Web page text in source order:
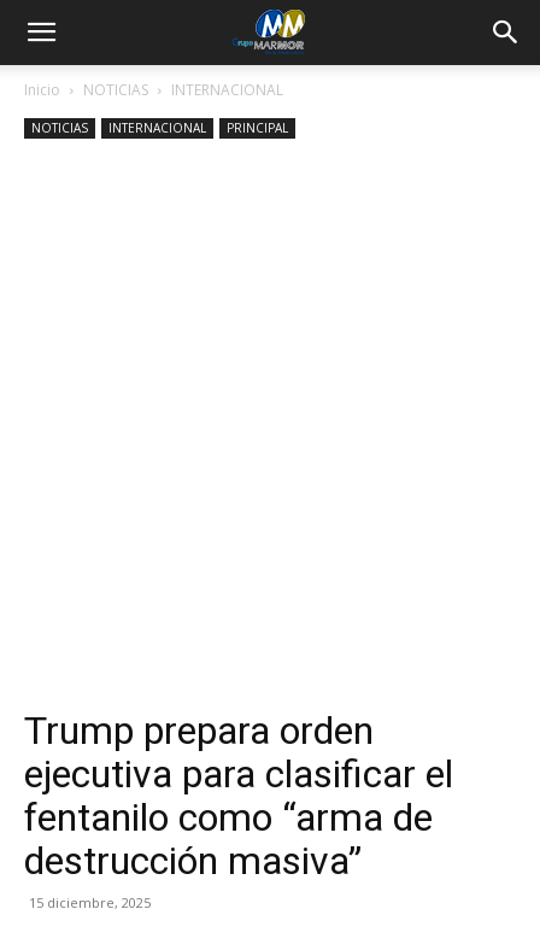
Inicio NOTICIAS INTERNACIONAL
NOTICIAS INTERNACIONAL PRINCIPAL
Trump prepara orden
ejecutiva para clasificar el
fentanilo como “arma de
destrucción masiva”
15 diciembre, 2025